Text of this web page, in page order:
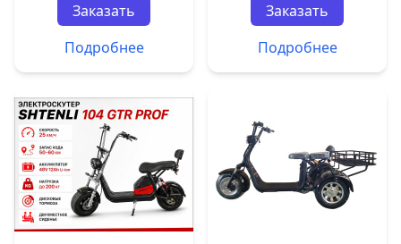
Заказать
Подробнее
Заказать
Подробнее